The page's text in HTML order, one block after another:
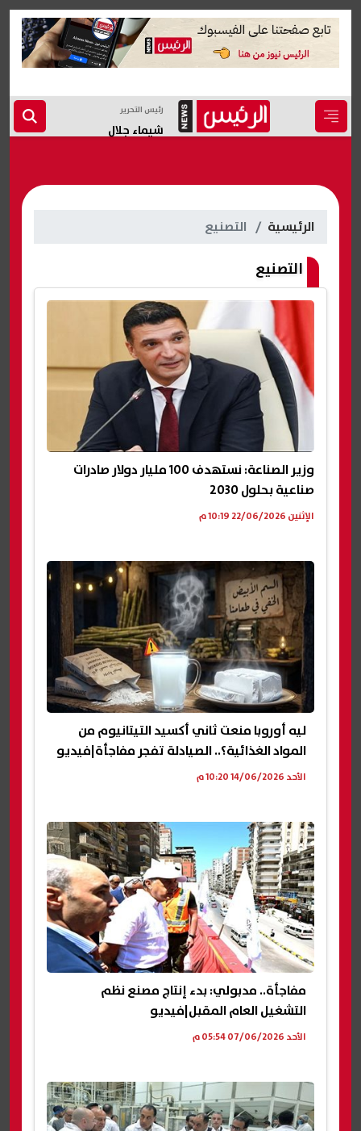
رئيس التحرير
شيماء جلال
الرئيسية التصنيع
التصنيع
وزير الصناعة: نستهدف 100 مليار دولار صادرات
صناعية بحلول 2030
الإثنين 22/06/2026 10:19 م
ليه أوروبا منعت ثاني أكسيد التيتانيوم من
المواد الغذائية؟.. الصيادلة تفجر مفاجأة|فيديو
الأحد 14/06/2026 10:20 م
مفاجأة.. مدبولي: بدء إنتاج مصنع نظم
التشغيل العام المقبل|فيديو
الأحد 07/06/2026 05:54 م